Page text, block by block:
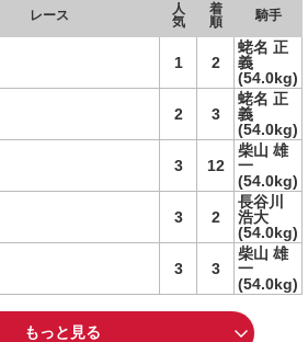
レース
人
気
着
順
騎手
1 2
蛯名 正
義
(54.0kg)
2 3
蛯名 正
義
(54.0kg)
3 12
柴山 雄
一
(54.0kg)
3 2
長谷川
浩大
(54.0kg)
3 3
柴山 雄
一
(54.0kg)
もっと見る